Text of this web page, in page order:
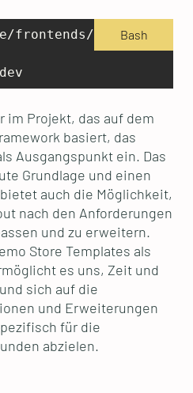
Bash
Projekt, das auf dem
basiert, das
Ausgangspunkt ein. Das
Grundlage und einen
auch die Möglichkeit,
nach den Anforderungen
und zu erweitern.
Store Templates als
es uns, Zeit und
sich auf die
und Erweiterungen
für die
abzielen.